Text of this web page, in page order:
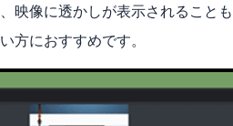
映像に透かしが表示されること
方におすすめです。